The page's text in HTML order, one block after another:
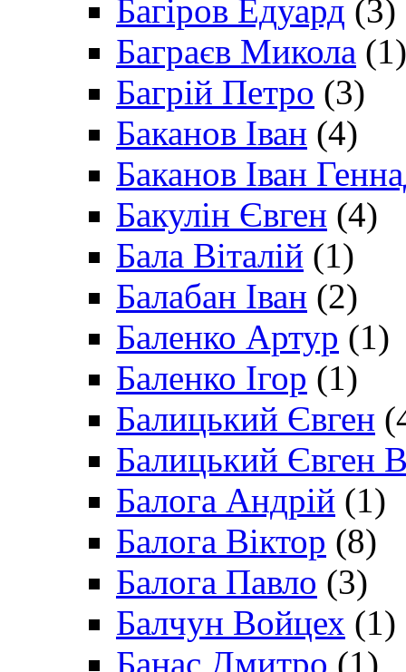
Багіров Едуард (3)
Баграєв Микола (1)
Багрій Петро (3)
Баканов Іван (4)
Баканов Іван
Бакулін Євген (4)
Бала Віталій (1)
Балабан Іван (2)
Баленко Артур (1)
Баленко Ігор (1)
Балицький Євген
Балицький Євген
Балога Андрій (1)
Балога Віктор (8)
Балога Павло (3)
Балчун Войцех (1)
Банас Дмитро (1)